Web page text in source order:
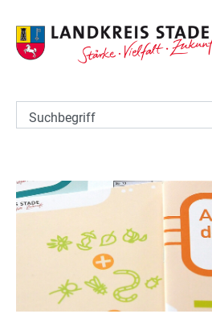
Suchbegriff